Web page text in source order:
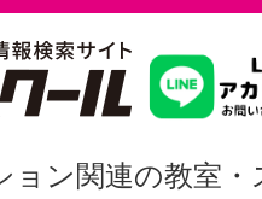
習いたいこ
ョン関連の教室・